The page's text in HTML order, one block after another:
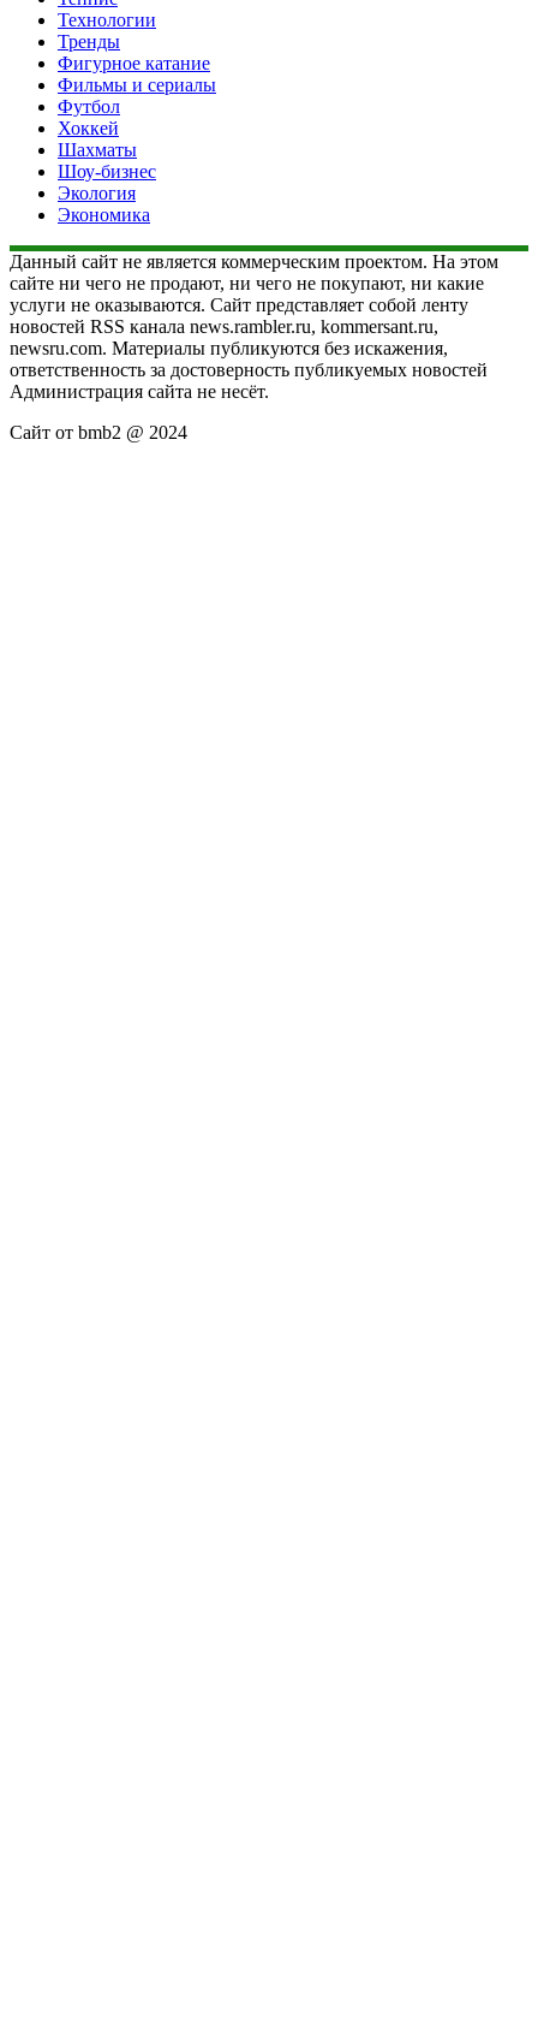
Технологии
Тренды
Фигурное катание
Фильмы и сериалы
Футбол
Хоккей
Шахматы
Шоу-бизнес
Экология
Экономика
Данный сайт не является коммерческим проектом. На этом
сайте ни чего не продают, ни чего не покупают, ни какие
услуги не оказываются. Сайт представляет собой ленту
новостей RSS канала news.rambler.ru, kommersant.ru,
newsru.com. Материалы публикуются без искажения,
ответственность за достоверность публикуемых новостей
Администрация сайта не несёт.
Сайт от bmb2 @ 2024